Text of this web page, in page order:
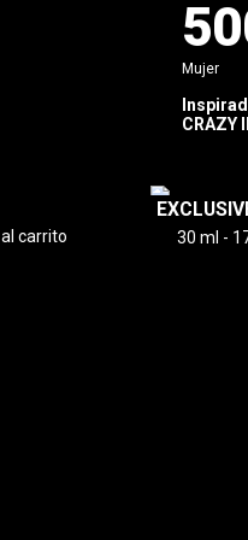
carrito
Mujer
CRAZY